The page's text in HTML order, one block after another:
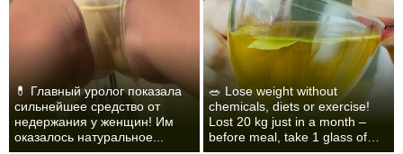
💊 Главный уролог показала
сильнейшее средство от
недержания у женщин! Им
оказалось натуральное...
🥗 Lose weight without
chemicals, diets or exercise!
Lost 20 kg just in a month –
before meal, take 1 glass of…